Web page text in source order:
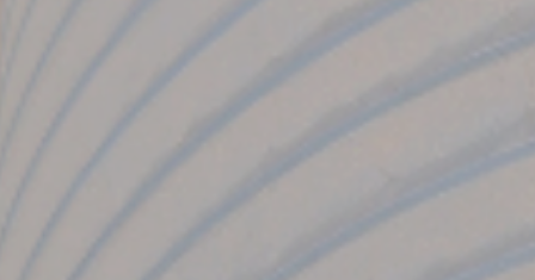
干物屋さん
若狭の新鮮で厳選された
魚を使用し、伝統と情熱を
込めた干物を仕入れております。